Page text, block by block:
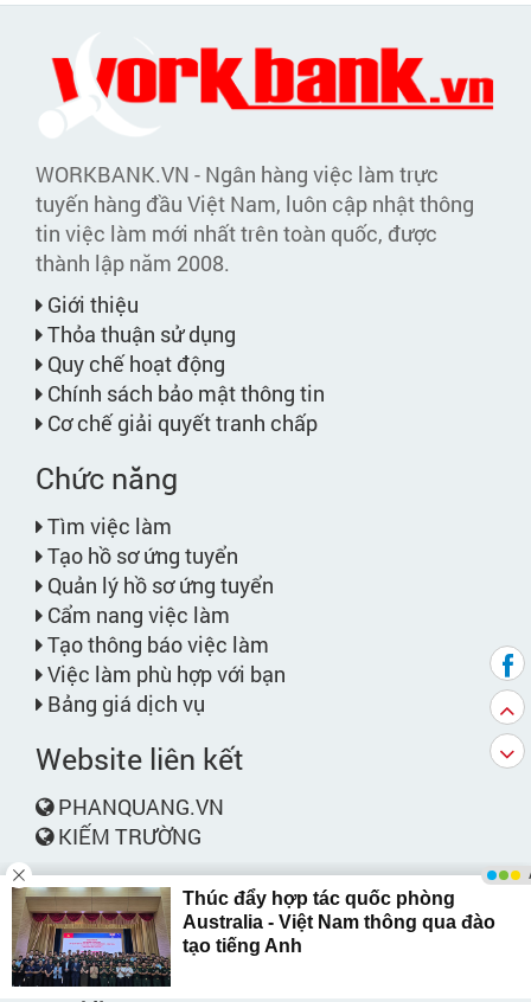
WORKBANK.VN - Ngân hàng việc làm trực
tuyến hàng đầu Việt Nam, luôn cập nhật thông
tin việc làm mới nhất trên toàn quốc, được
thành lập năm 2008.
Giới thiệu
Thỏa thuận sử dụng
Quy chế hoạt động
Chính sách bảo mật thông tin
Cơ chế giải quyết tranh chấp
Chức năng
Tìm việc làm
Tạo hồ sơ ứng tuyển
Quản lý hồ sơ ứng tuyển
Cẩm nang việc làm
Tạo thông báo việc làm
Việc làm phù hợp với bạn
Bảng giá dịch vụ
Website liên kết
PHANQUANG.VN
KIẾM TRƯỜNG
Liên hệ
Phone:
028.6264.9264 / 028.6264.9283